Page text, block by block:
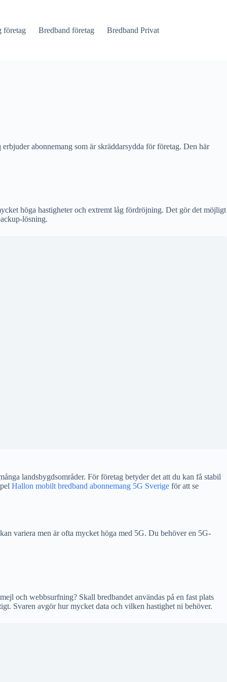
företag Bredband företag Bredband Privat
abonnemang som är skräddarsydda för företag. Den här
höga hastigheter och extremt låg fördröjning. Det gör det möjligt
lösning.
landsbygdsområder. För företag betyder det att du kan få stabil
Hallon mobilt bredband abonnemang 5G Sverige för att se
variera men är ofta mycket höga med 5G. Du behöver en 5G-
och webbsurfning? Skall bredbandet användas på en fast plats
Svaren avgör hur mycket data och vilken hastighet ni behöver.